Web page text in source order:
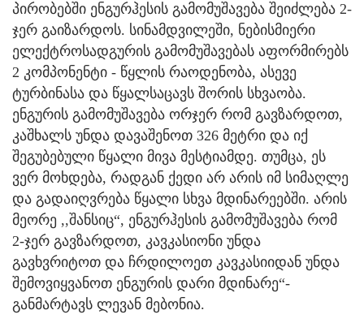
პირობებში ენგურჰესის გამომუშავება შეიძლება 2-
ჯერ გაიზარდოს. სინამდვილეში, ნებისმიერი
ელექტროსადგურის გამომუშავებას აფორმირებს
2 კომპონენტი - წყლის რაოდენობა, ასევე
ტურბინასა და წყალსაცავს შორის სხვაობა.
ენგურის გამომუშავება ორჯერ რომ გავზარდოთ,
კაშხალს უნდა დავაშენოთ 326 მეტრი და იქ
შეგუბებული წყალი მივა მესტიამდე. თუმცა, ეს
ვერ მოხდება, რადგან ქედი არ არის იმ სიმაღლე
და გადაიღვრება წყალი სხვა მდინარეებში. არის
მეორე ,,შანსიც“, ენგურჰესის გამომუშავება რომ
2-ჯერ გავზარდოთ, კავკასიონი უნდა
გავხვრიტოთ და ჩრდილოეთ კავკასიიდან უნდა
შემოვიყვანოთ ენგურის დარი მდინარე“-
განმარტავს ლევან მებონია.